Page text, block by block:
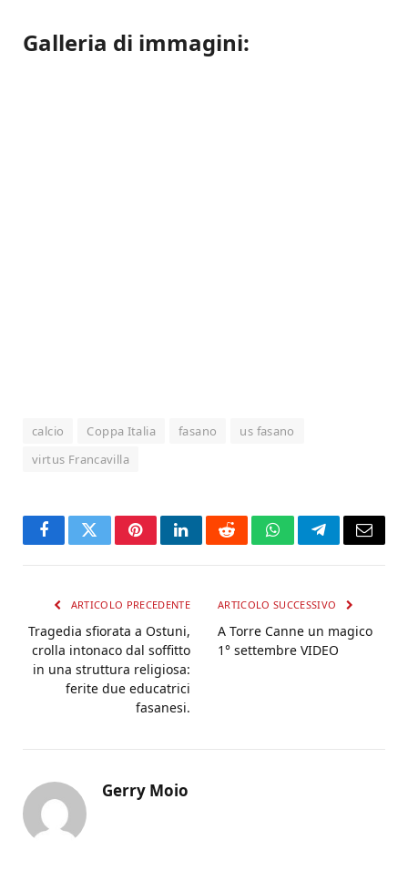
Galleria di immagini:
calcio Coppa Italia fasano
us fasano
virtus Francavilla
FacebookTwitterPinterestLinkedInRedditWhatsAppTelegramEmail
ARTICOLO PRECEDENTE
Tragedia sfiorata a Ostuni,
crolla intonaco dal soffitto
in una struttura religiosa:
ferite due educatrici
fasanesi.
ARTICOLO SUCCESSIVO
A Torre Canne un magico
1° settembre VIDEO
Gerry Moio